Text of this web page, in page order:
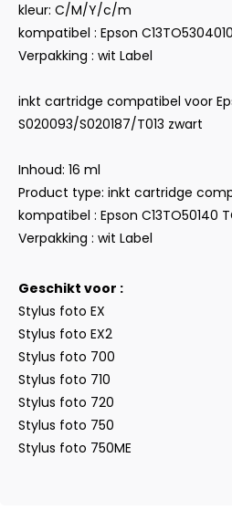
kleur: C/M/Y/c/m
kompatibel : Epson
Verpakking : wit Label
inkt cartridge compatibel voor
S020093/S020187/T013 zwart
Inhoud: 16 ml
Product type: inkt cartridge
kompatibel : Epson C13TO50140
Verpakking : wit Label
Geschikt voor :
Stylus foto EX
Stylus foto EX2
Stylus foto 700
Stylus foto 710
Stylus foto 720
Stylus foto 750
Stylus foto 750ME